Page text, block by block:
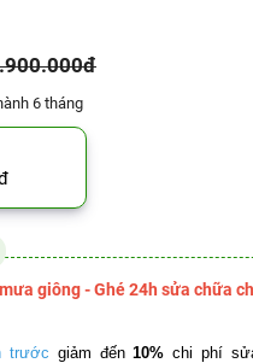
6 tháng
giông - Ghé 24h sửa chữa
trước giảm đến10% chi phí